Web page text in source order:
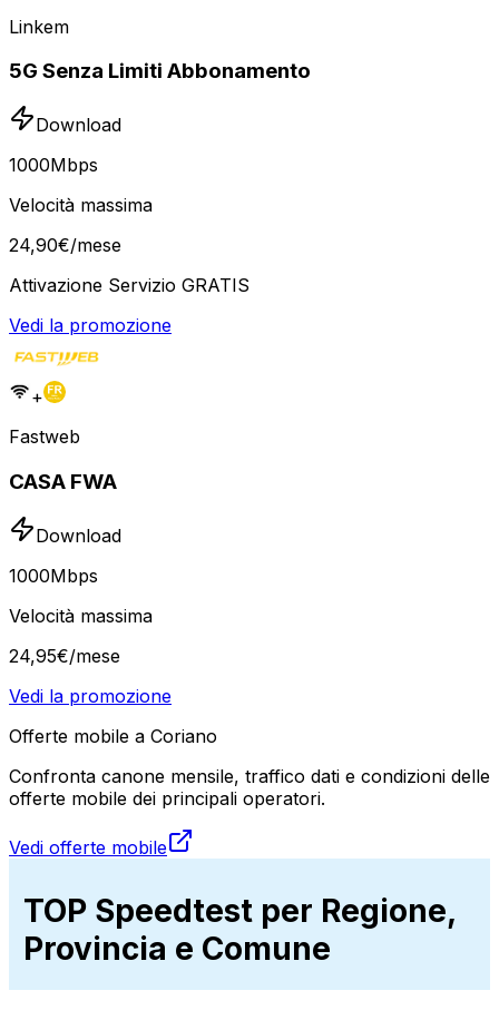
Linkem
5G Senza Limiti Abbonamento
Download
1000Mbps
Velocità massima
24,90€/mese
Attivazione Servizio GRATIS
Vedi la promozione
+
Fastweb
CASA FWA
Download
1000Mbps
Velocità massima
24,95€/mese
Vedi la promozione
Offerte mobile a Coriano
Confronta canone mensile, traffico dati e condizioni delle
offerte mobile dei principali operatori.
Vedi offerte mobile
TOP Speedtest per Regione,
Provincia e Comune